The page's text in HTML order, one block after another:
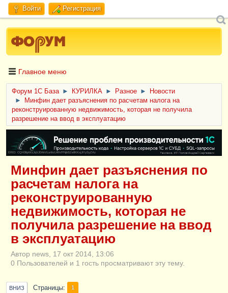
Войти Регистрация
Главное меню
Форум 1C База ► КУРИЛКА ► Разное ►
Новости
►
Минфин дает разъяснения по расчетам налога на
реконструированную недвижимость, которая не получила
разрешение на ввод в эксплуатацию
ERID: CQH36pWzJqVJD4xVLsnhcU4hVPNjkBZe8KKxjJiYySyZAz
Минфин дает разъяснения по
расчетам налога на
реконструированную
недвижимость, которая не
получила разрешение на ввод
в эксплуатацию
Автор news, 17 окт 2014, 13:06
0 Пользователей и 1 гость просматривают эту тему.
ВНИЗ Страницы 1